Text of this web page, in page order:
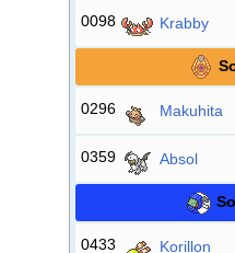
0098 Krabby
0296 Makuhita
0359 Absol
0433 Korillon